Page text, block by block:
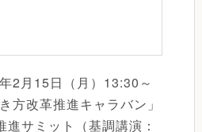
2月15日（月）13:30～
方改革推進キャラバン」
サミット（基調講演：